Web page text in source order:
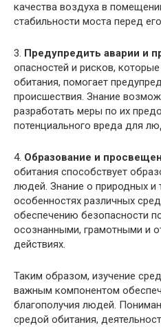
качества воздуха в
стабильности моста перед
3. Предупредить аварии и
опасностей и рисков,
обитания, помогает
происшествия. Знание
разработать меры по их
потенциального вреда для
4. Образование и
обитания способствует
людей. Знание о природных и
особенностях различных
обеспечению безопасности
осознанными, грамотными и
действиях.
Таким образом, изучение
важным компонентом
благополучия людей.
средой обитания,